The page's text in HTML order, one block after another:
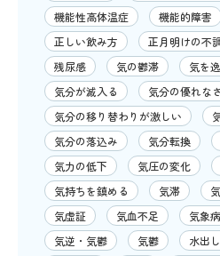
機能性高体温症
機能的障害
正しい飲み方
正月明けの不
残尿感
気の鬱滞 気を
気分が滅入る
気分の優れなさ
気分の移り替わりが激しい
気分の落込み
気分転換
気力の低下
気圧の変化
気持ちを鎮める
気滞
気虚証
気血不足 気象病
気逆・気鬱
気鬱 水出